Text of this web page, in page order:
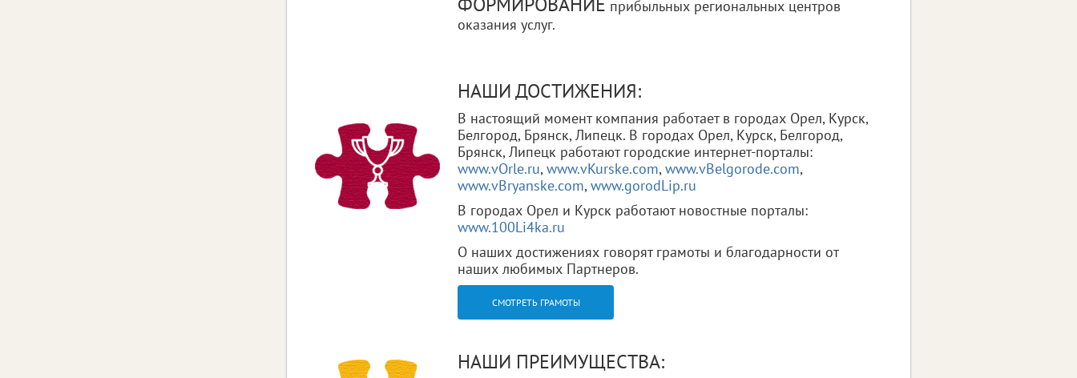
прибыльных региональных центров
оказания услуг.
НАШИ ДОСТИЖЕНИЯ:
В настоящий момент компания работает в городах Орел, Курск,
Белгород, Брянск, Липецк. В городах Орел, Курск, Белгород,
Брянск, Липецк работают городские интернет-порталы:
www.vOrle.ru,www.vKurske.com,www.vBelgorode.com,
www.vBryanske.com,www.gorodLip.ru
В городах Орел и Курск работают новостные порталы:
www.100Li4ka.ru
О наших достижениях говорят грамоты и благодарности от
наших любимых Партнеров.
СМОТРЕТЬ ГРАМОТЫ
НАШИ ПРЕИМУЩЕСТВА: